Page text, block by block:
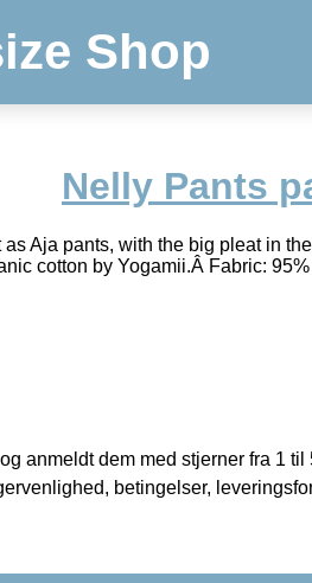
Shop
Nelly Pants
Aja pants, with the big pleat in
cotton by Yogamii.Â Fabric:
anmeldt dem med stjerner fra 1 til
betingelser,